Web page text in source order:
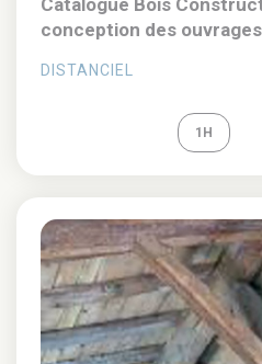
Catalogue Bois
conception des
DISTANCIEL
1H